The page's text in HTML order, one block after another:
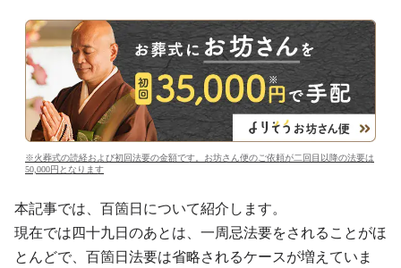
※火葬式の読経および初回法要の金額です。お坊さん便のご依頼が二回目以降の法要は
50,000円となります
本記事では、百箇日について紹介します。
現在では四十九日のあとは、一周忌法要をされることがほ
とんどで、百箇日法要は省略されるケースが増えていま